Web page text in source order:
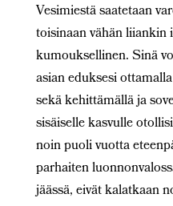
Vesimiestä saatetaan
toisinaan vähän liiankin
kumouksellinen. Sinä
asian eduksesi
sekä kehittämällä ja
sisäiselle kasvulle
noin puoli vuotta
parhaiten
jäässä, eivät kalatkaan